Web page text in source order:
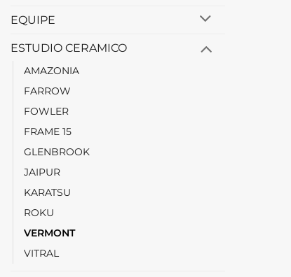
EQUIPE
ESTUDIO CERAMICO
AMAZONIA
FARROW
FOWLER
FRAME 15
GLENBROOK
JAIPUR
KARATSU
ROKU
VERMONT
VITRAL